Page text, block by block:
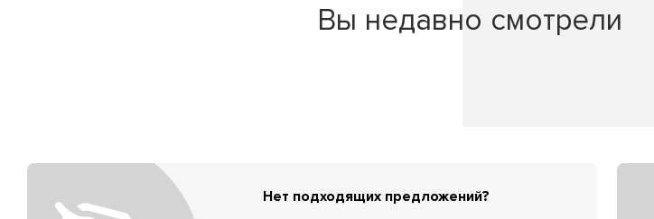
Вы недавно смотрели
Нет подходящих предложений?